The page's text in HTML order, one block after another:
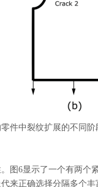
件中裂纹扩展的不同阶
图 6显示了一个有两个
来正确选择分隔多个